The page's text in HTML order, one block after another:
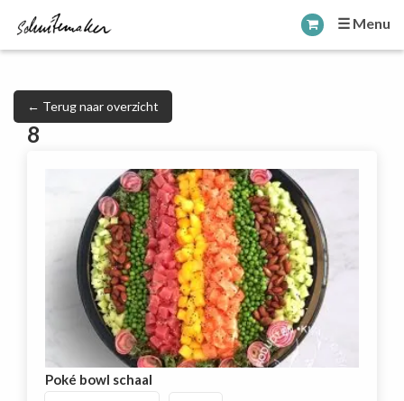
☰ Menu
← Terug naar overzicht
8
Poké bowl schaal